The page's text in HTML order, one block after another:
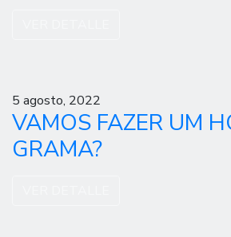
5 agosto, 2022
VAMOS FAZER UM
GRAMA?